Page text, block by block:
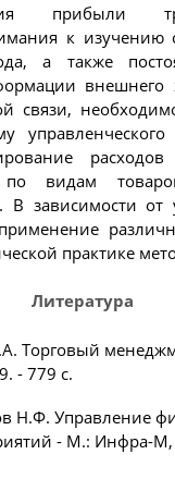
прибыли
к изучению
а также
внешнего
связи,
по видам
В зависимости от
практике
Литература
Торговый
- 779 с.
Н.Ф. Управление
- М.: Инфра-М,